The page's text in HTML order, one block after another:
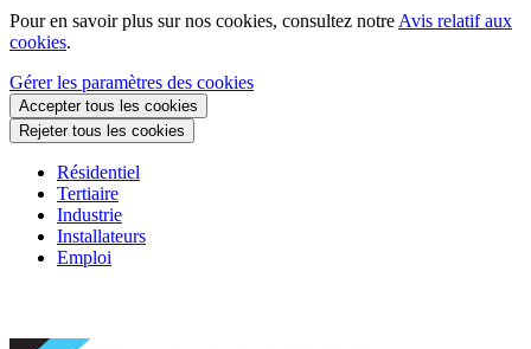
Pour en savoir plus sur nos cookies, consultez notre Avis relatif aux
cookies.
Gérer les paramètres des cookies
Accepter tous les cookies
Rejeter tous les cookies
Résidentiel
Tertiaire
Industrie
Installateurs
Emploi